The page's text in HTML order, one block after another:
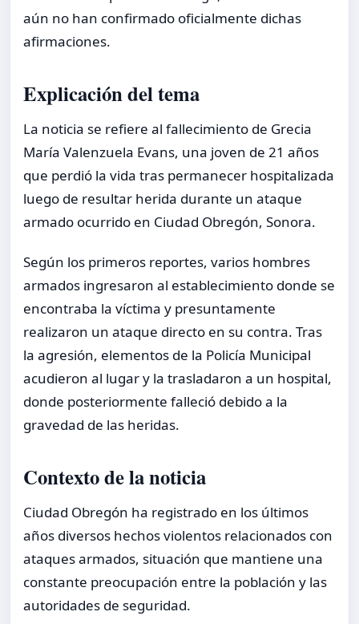
aún no han confirmado oficialmente dichas
afirmaciones.
Explicación del tema
La noticia se refiere al fallecimiento de Grecia
María Valenzuela Evans, una joven de 21 años
que perdió la vida tras permanecer hospitalizada
luego de resultar herida durante un ataque
armado ocurrido en Ciudad Obregón, Sonora.
Según los primeros reportes, varios hombres
armados ingresaron al establecimiento donde se
encontraba la víctima y presuntamente
realizaron un ataque directo en su contra. Tras
la agresión, elementos de la Policía Municipal
acudieron al lugar y la trasladaron a un hospital,
donde posteriormente falleció debido a la
gravedad de las heridas.
Contexto de la noticia
Ciudad Obregón ha registrado en los últimos
años diversos hechos violentos relacionados con
ataques armados, situación que mantiene una
constante preocupación entre la población y las
autoridades de seguridad.